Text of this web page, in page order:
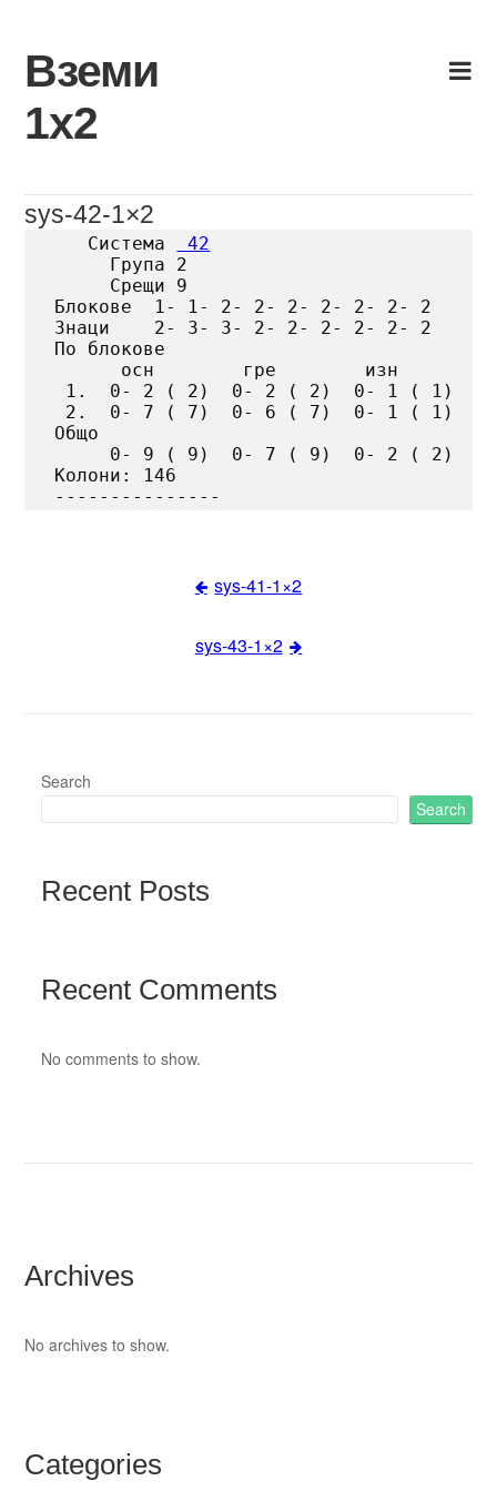
content
Вземи
1х2
sys-42-1×2
   Система
42
     Група 2
     Срещи 9
Блокове  1- 1- 2- 2- 2- 2- 2- 2- 2
Знаци    2- 3- 3- 2- 2- 2- 2- 2- 2
По блокове
      осн        гре        изн
1.  0- 2 ( 2)  0- 2 ( 2)  0- 1 ( 1)
2.  0- 7 ( 7)  0- 6 ( 7)  0- 1 ( 1)
Общо
     0- 9 ( 9)  0- 7 ( 9)  0- 2 ( 2)
Колони: 146
sys-41-1×2
sys-43-1×2
Search
Search
Recent Posts
Recent Comments
No comments to show.
Archives
No archives to show.
Categories